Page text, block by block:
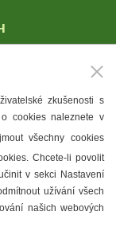
zkušenosti s
cookies naleznete v
všechny cookies
Chcete-li povolit
v sekci Nastavení
užívání všech
našich webových